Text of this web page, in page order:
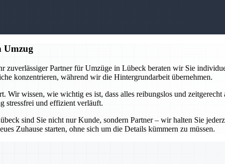
Umzug
Partner für Umzüge in Lübeck beraten wir Sie
konzentrieren, während wir die Hintergrundarbeit übernehmen.
wissen, wie wichtig es ist, dass alles reibungslos und
stressfrei und effizient verläuft.
sind Sie nicht nur Kunde, sondern Partner – wir halten Sie
Zuhause starten, ohne sich um die Details kümmern zu müssen.